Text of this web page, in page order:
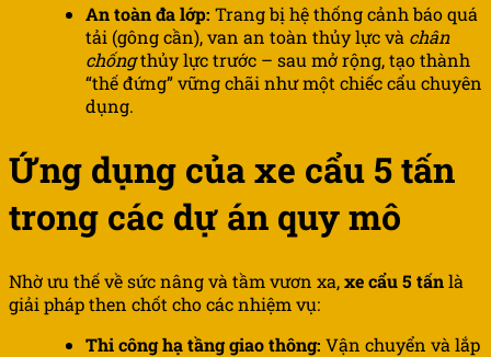
An toàn đa lớp: Trang bị hệ thống cảnh báo quá
tải (gông cần), van an toàn thủy lực và chân
chốngthủy lực trước – sau mở rộng, tạo thành
“thế đứng” vững chãi như một chiếc cẩu chuyên
dụng.
Ứng dụng của xe cẩu 5 tấn
trong các dự án quy mô
Nhờ ưu thế về sức nâng và tầm vươn xa,xe cẩu 5 tấnlà
giải pháp then chốt cho các nhiệm vụ:
Thi công hạ tầng giao thông: Vận chuyển và lắp